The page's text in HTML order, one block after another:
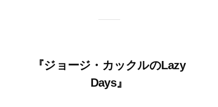
『ジョージ・カックルのLazy
Days』